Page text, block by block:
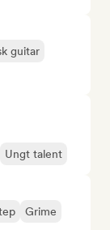
guitar
Ungt talent
Grime